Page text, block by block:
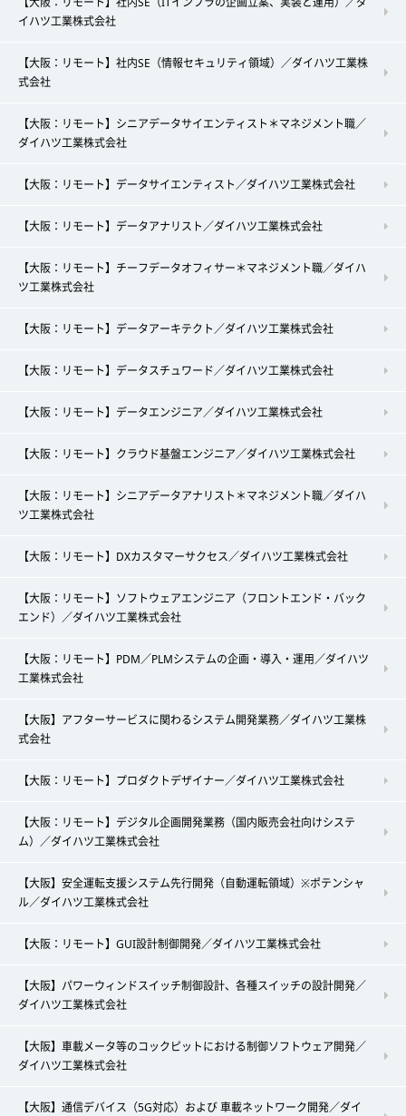
イハツ工業株式会社
【大阪：リモート】社内SE（情報セキュリティ領域）／ダイハツ工業株
式会社
【大阪：リモート】シニアデータサイエンティスト＊マネジメント職／
ダイハツ工業株式会社
【大阪：リモート】データサイエンティスト／ダイハツ工業株式会社
【大阪：リモート】データアナリスト／ダイハツ工業株式会社
【大阪：リモート】チーフデータオフィサー＊マネジメント職／ダイハ
ツ工業株式会社
【大阪：リモート】データアーキテクト／ダイハツ工業株式会社
【大阪：リモート】データスチュワード／ダイハツ工業株式会社
【大阪：リモート】データエンジニア／ダイハツ工業株式会社
【大阪：リモート】クラウド基盤エンジニア／ダイハツ工業株式会社
【大阪：リモート】シニアデータアナリスト＊マネジメント職／ダイハ
ツ工業株式会社
【大阪：リモート】DXカスタマーサクセス／ダイハツ工業株式会社
【大阪：リモート】ソフトウェアエンジニア（フロントエンド・バック
エンド）／ダイハツ工業株式会社
【大阪：リモート】PDM／PLMシステムの企画・導入・運用／ダイハツ
工業株式会社
【大阪】アフターサービスに関わるシステム開発業務／ダイハツ工業株
式会社
【大阪：リモート】プロダクトデザイナー／ダイハツ工業株式会社
【大阪：リモート】デジタル企画開発業務（国内販売会社向けシステ
ム）／ダイハツ工業株式会社
【大阪】安全運転支援システム先行開発（自動運転領域）※ポテンシャ
ル／ダイハツ工業株式会社
【大阪：リモート】GUI設計制御開発／ダイハツ工業株式会社
【大阪】パワーウィンドスイッチ制御設計、各種スイッチの設計開発／
ダイハツ工業株式会社
【大阪】車載メータ等のコックピットにおける制御ソフトウェア開発／
ダイハツ工業株式会社
【大阪】通信デバイス（5G対応）および 車載ネットワーク開発／ダイ